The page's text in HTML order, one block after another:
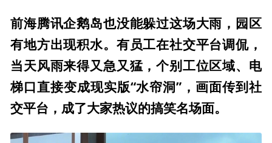
前海腾讯企鹅岛也没能躲过这场大雨，园区
有地方出现积水。有员工在社交平台调侃，
当天风雨来得又急又猛，个别工位区域、电
梯口直接变成现实版“水帘洞”，画面传到社
交平台，成了大家热议的搞笑名场面。